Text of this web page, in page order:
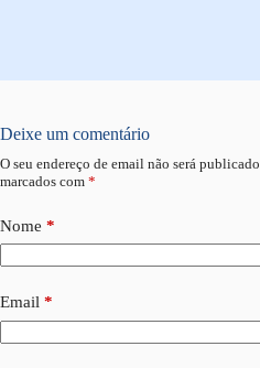
Deixe um comentário
O seu endereço de email não será publicado.
marcados com *
Nome *
Email *